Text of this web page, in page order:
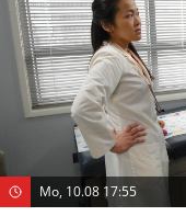
Mo, 10.08 17:55